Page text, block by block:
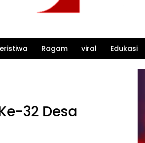
Ragam viral Edukasi
32 Desa